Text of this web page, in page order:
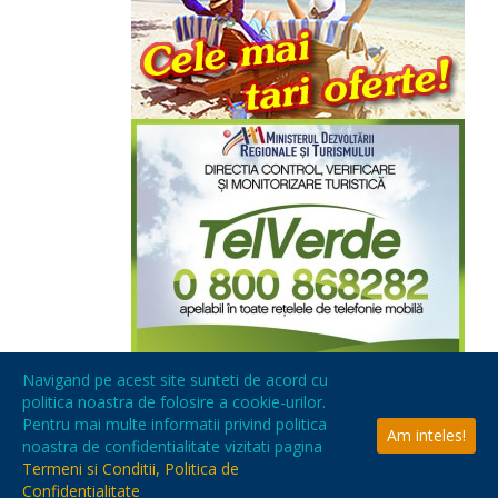
Navigand pe acest site sunteti de acord cu
politica noastra de folosire a cookie-urilor.
Pentru mai multe informatii privind politica
noastra de confidentialitate vizitati pagina
Termeni si Conditii, Politica de
Confidentialitate
Am inteles!